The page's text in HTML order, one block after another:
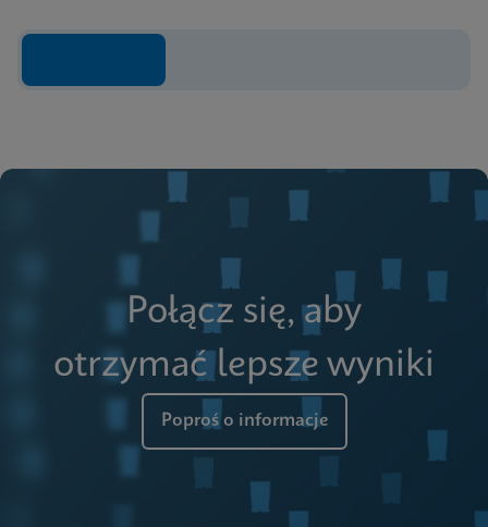
Połącz się, aby
otrzymać lepsze wyniki
Poproś o informacje